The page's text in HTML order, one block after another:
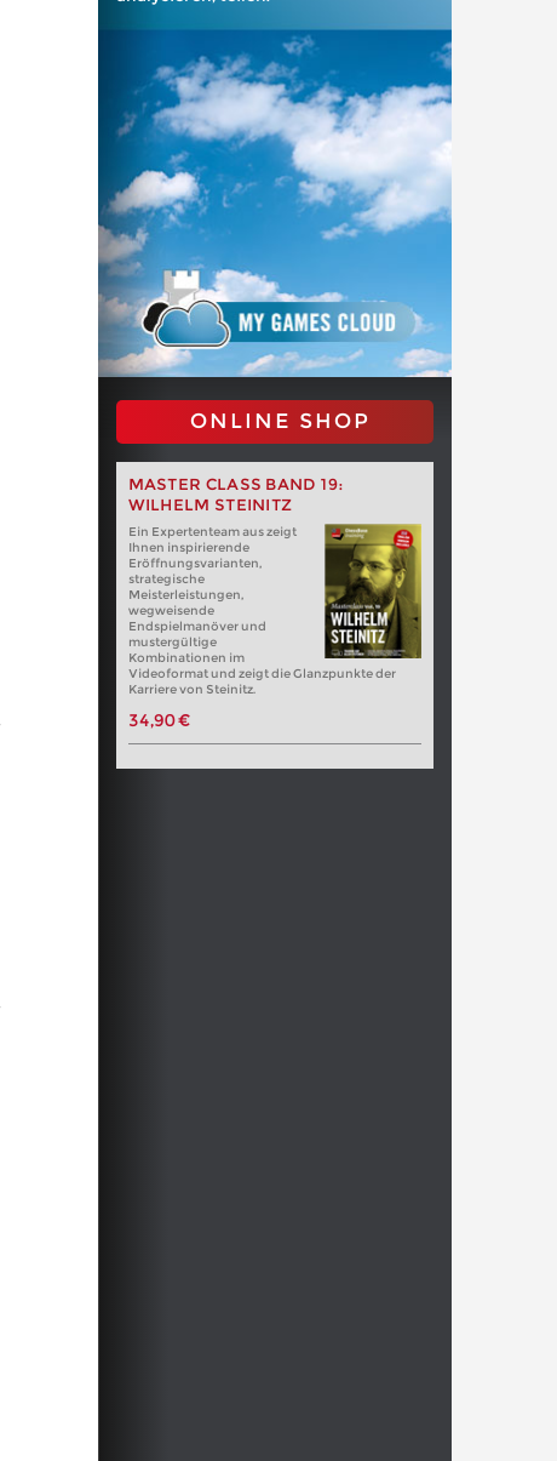
ONLINE SHOP
MASTER CLASS BAND 19:
WILHELM STEINITZ
Ein Expertenteam aus zeigt
Ihnen inspirierende
Eröffnungsvarianten,
strategische
Meisterleistungen,
wegweisende
Endspielmanöver und
mustergültige
Kombinationen im
Videoformat und zeigt die Glanzpunkte der
Karriere von Steinitz.
34,90 €